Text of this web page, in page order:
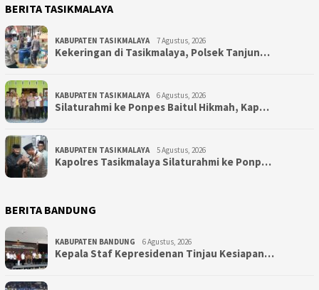
BERITA TASIKMALAYA
KABUPATEN TASIKMALAYA 7 Agustus, 2026
Kekeringan di Tasikmalaya, Polsek Tanjun…
KABUPATEN TASIKMALAYA 6 Agustus, 2026
Silaturahmi ke Ponpes Baitul Hikmah, Kap…
KABUPATEN TASIKMALAYA 5 Agustus, 2026
Kapolres Tasikmalaya Silaturahmi ke Ponp…
BERITA BANDUNG
KABUPATEN BANDUNG 6 Agustus, 2026
Kepala Staf Kepresidenan Tinjau Kesiapan…